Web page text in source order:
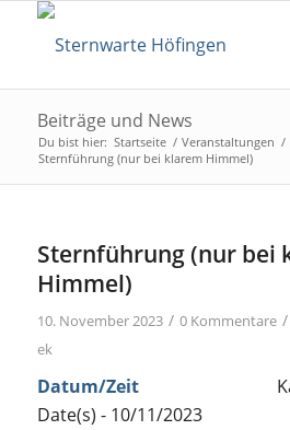
Beiträge und News
Du bist hier: Startseite / Veranstaltungen /
Sternführung (nur bei klarem Himmel)
Sternführung (nur bei
Himmel)
10. November 2023 / 0 Kommentare /
ek
Datum/Zeit
Date(s) - 10/11/2023